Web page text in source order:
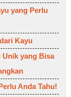
yang Perlu
Kayu
yang Bisa
Anda Tahu!